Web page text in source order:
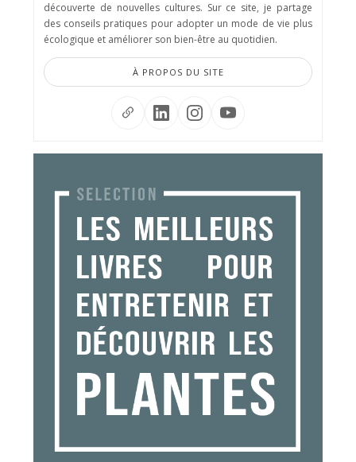
découverte de nouvelles cultures. Sur ce site, je partage
des conseils pratiques pour adopter un mode de vie plus
écologique et améliorer son bien-être au quotidien.
À PROPOS DU SITE